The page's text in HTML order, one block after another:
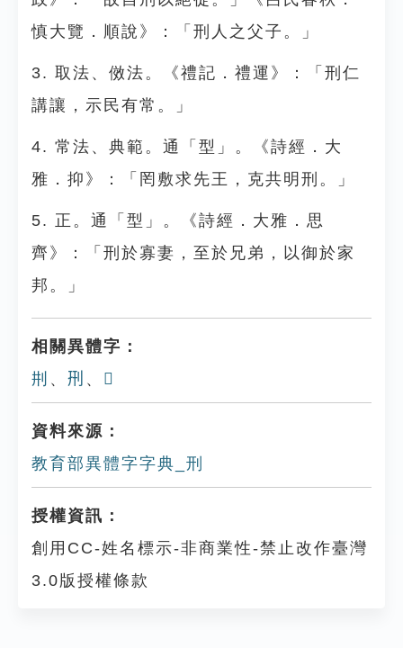
慎大覽．順說》：「刑人之父子。」
3. 取法、傚法。《禮記．禮運》：「刑仁
講讓，示民有常。」
4. 常法、典範。通「型」。《詩經．大
雅．抑》：「罔敷求先王，克共明刑。」
5. 正。通「型」。《詩經．大雅．思
齊》：「刑於寡妻，至於兄弟，以御於家
邦。」
相關異體字：
㓝 、 𠛬 、 𠜚
資料來源：
教育部異體字字典_刑
授權資訊：
創用CC-姓名標示-非商業性-禁止改作臺灣
3.0版授權條款